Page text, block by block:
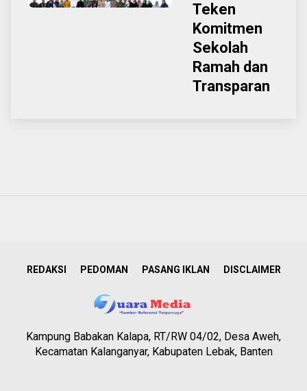
Teken
Komitmen
Sekolah
Ramah dan
Transparan
REDAKSI PEDOMAN PASANG IKLAN DISCLAIMER
Kampung Babakan Kalapa, RT/RW 04/02, Desa Aweh,
Kecamatan Kalanganyar, Kabupaten Lebak, Banten